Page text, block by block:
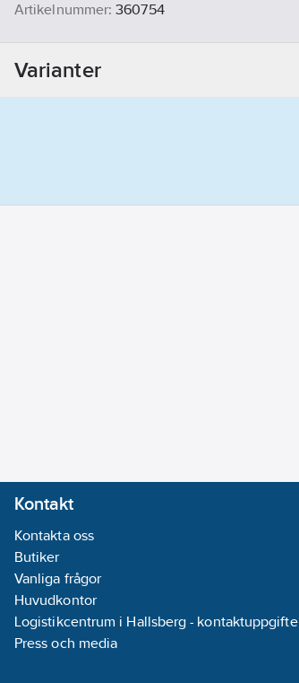
Artikelnummer: 360754
Materialklass
Varianter
Kontakt
Kontakta oss
Butiker
Vanliga frågor
Huvudkontor
Logistikcentrum i Hallsberg -
Press och media